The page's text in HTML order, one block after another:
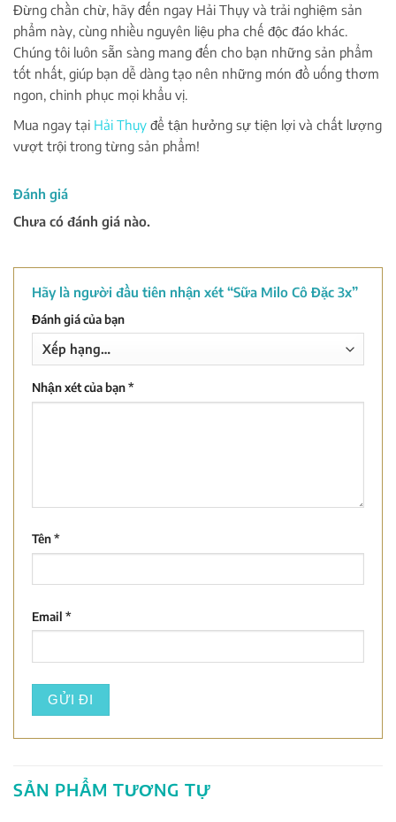
Đừng chần chừ, hãy đến ngay Hải Thụy và trải nghiệm sản
phẩm này, cùng nhiều nguyên liệu pha chế độc đáo khác.
Chúng tôi luôn sẵn sàng mang đến cho bạn những sản phẩm
tốt nhất, giúp bạn dễ dàng tạo nên những món đồ uống thơm
ngon, chinh phục mọi khẩu vị.
Mua ngay tại Hải Thụy để tận hưởng sự tiện lợi và chất lượng
vượt trội trong từng sản phẩm!
Đánh giá
Chưa có đánh giá nào.
Hãy là người đầu tiên nhận xét “Sữa Milo Cô Đặc 3x”
Đánh giá của bạn
Nhận xét của bạn*
Tên*
Email *
SẢN PHẨM TƯƠNG TỰ